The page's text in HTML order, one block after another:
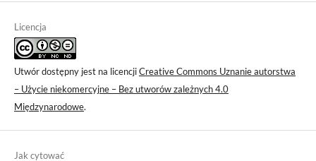
Licencja
Utwór dostępny jest na licencjiCreative Commons Uznanie autorstwa
– Użycie niekomercyjne – Bez utworów zależnych 4.0
Międzynarodowe.
Jak cytować